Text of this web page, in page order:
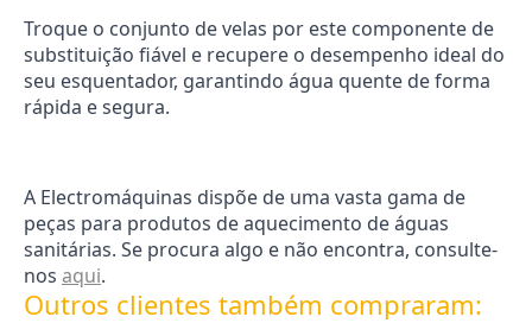
Troque o conjunto de velas por este componente de
substituição fiável e recupere o desempenho ideal do
seu esquentador, garantindo água quente de forma
rápida e segura.
A Electromáquinas dispõe de uma vasta gama de
peças para produtos de aquecimento de águas
sanitárias. Se procura algo e não encontra, consulte-
nos aqui.
Outros clientes também compraram: